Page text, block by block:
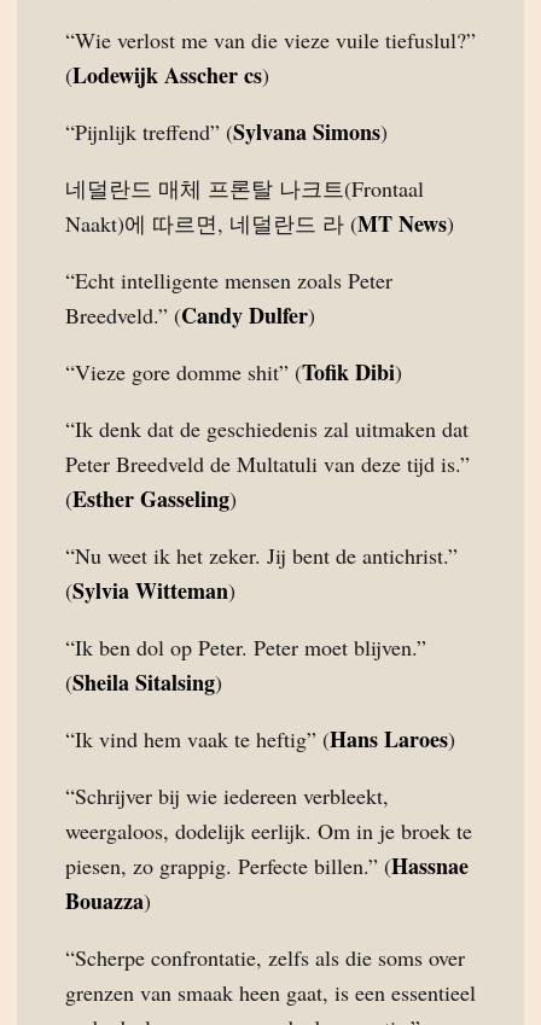
“Wie verlost me van die vieze vuile tiefuslul?”
(Lodewijk Asscher cs)
“Pijnlijk treffend” (Sylvana Simons)
네덜란드 매체 프론탈 나크트(Frontaal
Naakt)에 따르면, 네덜란드 라 (MT News)
“Echt intelligente mensen zoals Peter
Breedveld.” (Candy Dulfer)
“Vieze gore domme shit” (Tofik Dibi)
“Ik denk dat de geschiedenis zal uitmaken dat
Peter Breedveld de Multatuli van deze tijd is.”
(Esther Gasseling)
“Nu weet ik het zeker. Jij bent de antichrist.”
(Sylvia Witteman)
“Ik ben dol op Peter. Peter moet blijven.”
(Sheila Sitalsing)
“Ik vind hem vaak te heftig” (Hans Laroes)
“Schrijver bij wie iedereen verbleekt,
weergaloos, dodelijk eerlijk. Om in je broek te
piesen, zo grappig. Perfecte billen.” (Hassnae
Bouazza)
“Scherpe confrontatie, zelfs als die soms over
grenzen van smaak heen gaat, is een essentieel